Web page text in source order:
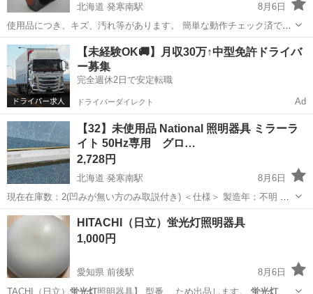
北海道 発寒南駅
8月6日
使用品につき、キズ、汚れ等があります。 簡単な動作チェック済で
す。 ★カセットは動作しません。 ★ACアダプターは付属しません。
単一電池6本使用 ◆ご来店時に商品の状態等必ずご確認ください。◆
...
北海道 札幌市 発寒南駅 生活家電 ランタン
【未経験OK🚚】月収30万↑中型免許ドライバ
ー募集
完全週休2日で安定転職
ドライバーダイレクト Ad
【32】未使用品 National 照明器具 ミラーラ
イト 50Hz専用 グロ…
2,728円
北海道 発寒南駅
8月6日
現在在庫数：2(凹みが無い方のみ取説付き) ＜仕様＞ 製造年：不明 メ
ーカー：National 型式：NF21854 実寸サイズ(幅×奥×高)※約：
65.5×8×13cm ※当方で計測...
北海道 札幌市 発寒南駅 その他 National
HITACHI（日立）蛍光灯照明器具
1,000円
愛知県 前後駅
8月6日
TACHI（日立） 蛍光灯 照明器具】 型番… ため出品します。 蛍光灯タ